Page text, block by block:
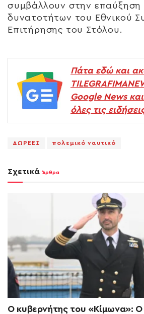
συμβάλλουν στην επαύξηση
δυνατοτήτων του Εθνικού
Επιτήρησης του Στόλου.
Πάτα εδώ και
Google News
όλες τις
ΔΩΡΕΕΣ πολεμικό ναυτικό
Σχετικά Άρθρα
Ο κυβερνήτης του «Κίμωνα»: Ο